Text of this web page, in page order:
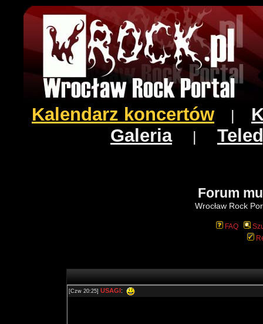
Kalendarz koncertów
Galeria|
Forum
Wrocław Rock
FAQ